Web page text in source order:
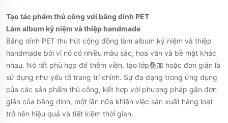
Tạo tác phẩm thủ công với băng dính PET
Làm album kỷ niệm và thiệp handmade
Băng dính PET thu hút cộng đồng làm album kỷ niệm và thiệp
handmade bởi vì nó có nhiều màu sắc, hoa văn và bề mặt khác
nhau. Nó rất phù hợp để thêm viền, tạo lớp叠加 hoặc đơn giản là
sử dụng như yếu tố trang trí chính. Sự đa dạng trong ứng dụng
của các sản phẩm thủ công, kết hợp với phương pháp gắn đơn
giản của băng dính, một lần nữa khiến việc sản xuất hàng loạt
trở nên hiệu quả và tiết kiệm thời gian.